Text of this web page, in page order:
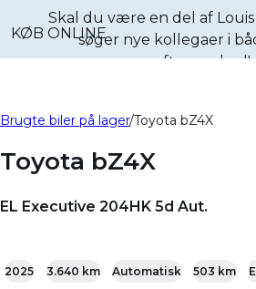
Skal du være en del af Louis
søger nye kollegaer i
eftermarked!
Bliv ringet op
Brugte biler på lager Toyota bZ4X
Toyota bZ4X
EL Executive 204HK 5d Aut.
KØB ONLINE
2025 3.640 km Automatisk 503 km El